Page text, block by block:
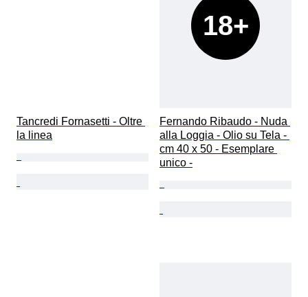
Tancredi Fornasetti - Oltre
la linea
18+
Fernando Ribaudo - Nuda
alla Loggia - Olio su Tela -
cm 40 x 50 - Esemplare
unico -